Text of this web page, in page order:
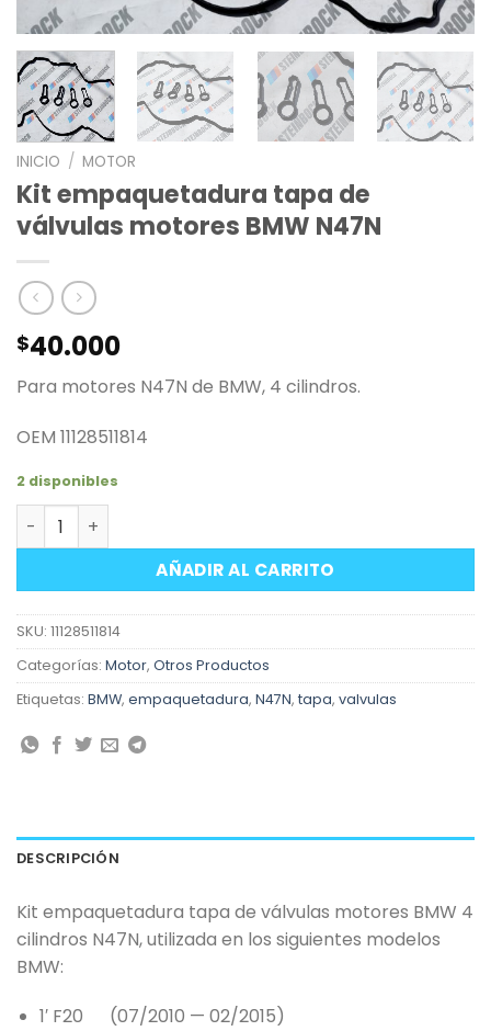
INICIO / MOTOR
Kit empaquetadura tapa de
válvulas motores BMW N47N
$40.000
Para motores N47N de BMW, 4 cilindros.
OEM 11128511814
2 disponibles
Kit empaquetadura tapa de válvulas motores BMW
AÑADIR AL CARRITO
SKU: 11128511814
Categorías: Motor, Otros Productos
Etiquetas: BMW, empaquetadura, N47N, tapa, valvulas
DESCRIPCIÓN
Kit empaquetadura tapa de válvulas motores BMW 4
cilindros N47N, utilizada en los siguientes modelos
BMW:
1′ F20 (07/2010 — 02/2015)